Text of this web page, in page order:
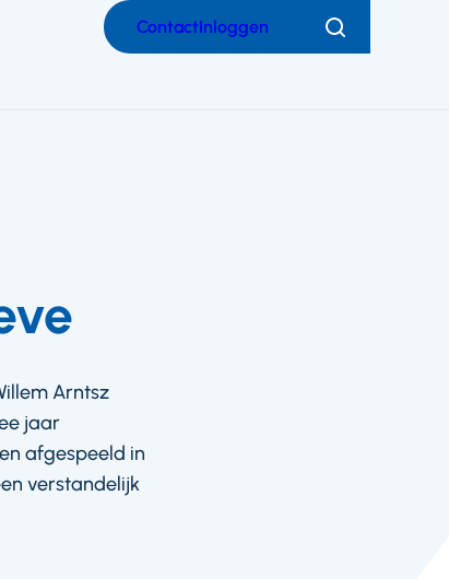
ContactInloggen Zoeken
Arntsz
jaar
afgespeeld in
verstandelijk